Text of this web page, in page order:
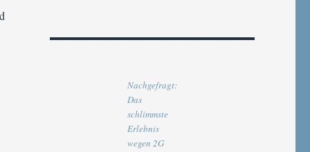
Nachgefragt:
Das
schlimmste
Erlebnis
wegen 2G